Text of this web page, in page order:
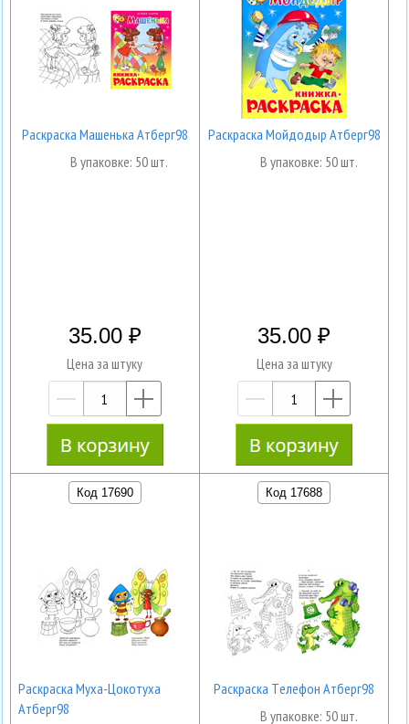
Раскраска Машенька Атберг98
В упаковке: 50 шт.
35.00
Цена за штуку
—
Раскраска Мойдодыр Атберг98
В упаковке: 50 шт.
35.00
Цена за штуку
—
Код 17690
Раскраска Муха-Цокотуха
Атберг98
Код 17688
Раскраска Тeлeфон Атберг98
В упаковке: 50 шт.